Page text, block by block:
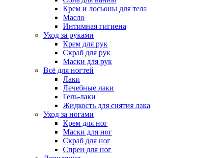
Крем и лосьоны для тела
Масло
Интимная гигиена
Уход за руками
Крем для рук
Скраб для рук
Маски для рук
Всё для ногтей
Лаки
Лечебные лаки
Гель-лаки
Жидкость для снятия лака
Уход за ногами
Крем для ног
Маски для ног
Скраб для ног
Спреи для ног